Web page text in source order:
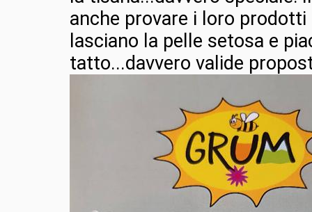
anche provare i loro
lasciano la pelle setosa e
tatto...davvero valide